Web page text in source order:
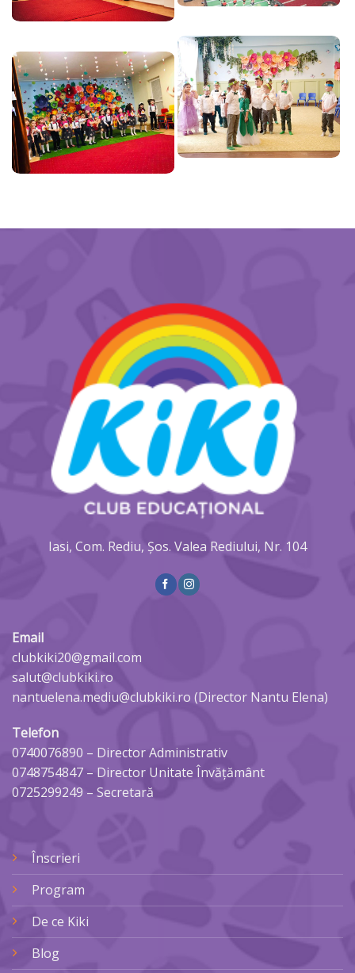
Iasi, Com. Rediu, Șos. Valea Rediului, Nr. 104
Înscrieri
Program
De ce Kiki
Blog
Email
clubkiki20@gmail.com
salut@clubkiki.ro
nantuelena.mediu@clubkiki.ro (Director Nantu Elena)
Telefon
0740076890 – Director Administrativ
0748754847 – Director Unitate Învățământ
0725299249 – Secretară